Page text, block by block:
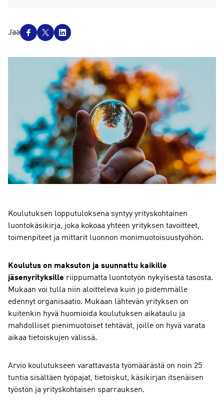
J
Jaa
Koulutuksen lopputuloksena syntyy yrityskohtainen
luontokäsikirja, joka kokoaa yhteen yrityksen tavoitteet,
toimenpiteet ja mittarit luonnon monimuotoisuustyöhön.
Koulutus on maksuton ja suunnattu kaikille
jäsenyrityksille riippumatta luontotyön nykyisestä tasosta.
Mukaan voi tulla niin aloitteleva kuin jo pidemmälle
edennyt organisaatio. Mukaan lähtevän yrityksen on
kuitenkin hyvä huomioida koulutuksen aikataulu ja
mahdolliset pienimuotoiset tehtävät, joille on hyvä varata
aikaa tietoiskujen välissä.
Arvio koulutukseen varattavasta työmäärästä on noin 25
tuntia sisältäen työpajat, tietoiskut, käsikirjan itsenäisen
työstön ja yrityskohtaisen sparrauksen.